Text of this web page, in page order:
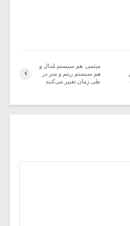
میثمی: هم سیستم مُدال و
هم سیستم ریتم و متر در
طی زمان تغییر می‌کنند